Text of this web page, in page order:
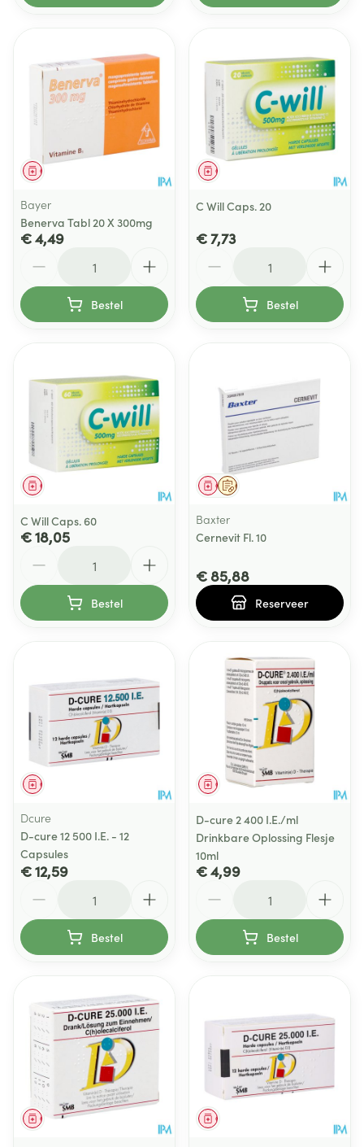
Geneesmiddel
Bayer
Benerva Tabl 20 X 300mg
€ 4,49
Bestel
Geneesmiddel
C Will Caps. 20
€ 7,73
Bestel
Geneesmiddel
C Will Caps. 60
€ 18,05
Bestel
Op voorschrift
Geneesmiddel
Baxter
Cernevit Fl. 10
€ 85,88
Reserveer
Geneesmiddel
Dcure
D-cure 12 500 I.E. - 12
Capsules
€ 12,59
Bestel
Geneesmiddel
D-cure 2 400 I.E./ml
Drinkbare Oplossing Flesje
10ml
€ 4,99
Bestel
Geneesmiddel Geneesmiddel